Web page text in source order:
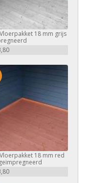
18 mm grijs
18 mm red